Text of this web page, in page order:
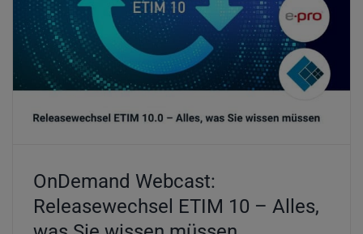
OnDemand Webcast:
Releasewechsel ETIM 10 – Alles,